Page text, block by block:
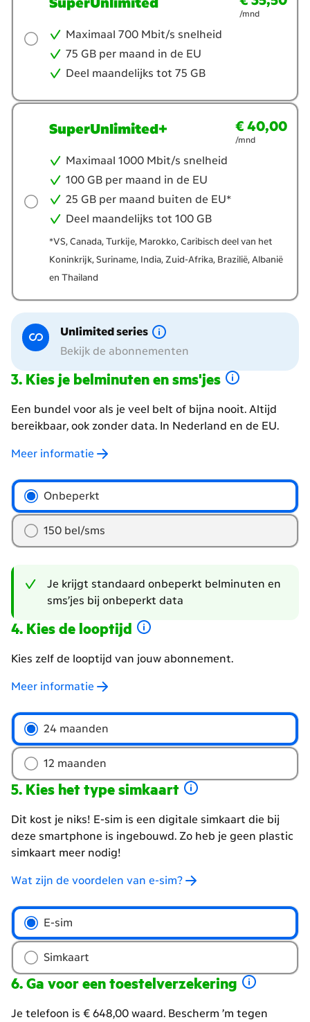
/mnd
Maximaal 700 Mbit/s snelheid
75 GB per maand in de EU
Deel maandelijks tot 75 GB
SuperUnlimited+ € 40,00
€ 40,00
per maand
/mnd
Maximaal 1000 Mbit/s snelheid
100 GB per maand in de EU
25 GB per maand buiten de EU*
Deel maandelijks tot 100 GB
*VS, Canada, Turkije, Marokko, Caribisch deel van het
Koninkrijk, Suriname, India, Zuid-Afrika, Brazilië, Albanië
en Thailand
Unlimited series
Bekijk de abonnementen
Kies je belminuten en sms'jes
Een bundel voor als je veel belt of bijna nooit. Altijd
bereikbaar, ook zonder data. In Nederland en de EU.
Meer informatie
hoeveel
belminuten
en
sms'jes
je?
Onbeperkt
150 bel/sms
Je krijgt standaard onbeperkt belminuten en
sms’jes bij onbeperkt data
Kies de looptijd
Kies zelf de looptijd van jouw abonnement.
Meer informatie
Welke
looptijd
wil
24 maanden
12 maanden
Kies het type simkaart
Dit kost je niks! E-sim is een digitale simkaart die bij
deze smartphone is ingebouwd. Zo heb je geen plastic
simkaart meer nodig!
Wat zijn de voordelen van e-sim?
Kies
het
type
simkaart
E-sim
Simkaart
Ga voor een toestelverzekering
Je telefoon is € 648,00 waard. Bescherm ’m tegen